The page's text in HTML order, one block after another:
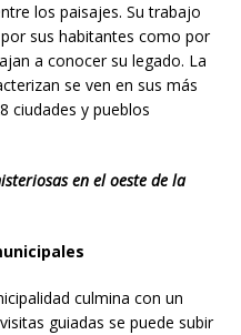
los paisajes. Su trabajo
sus habitantes como por
a conocer su legado. La
se ven en sus más
ciudades y pueblos
en el oeste de la
culmina con un
guiadas se puede subir